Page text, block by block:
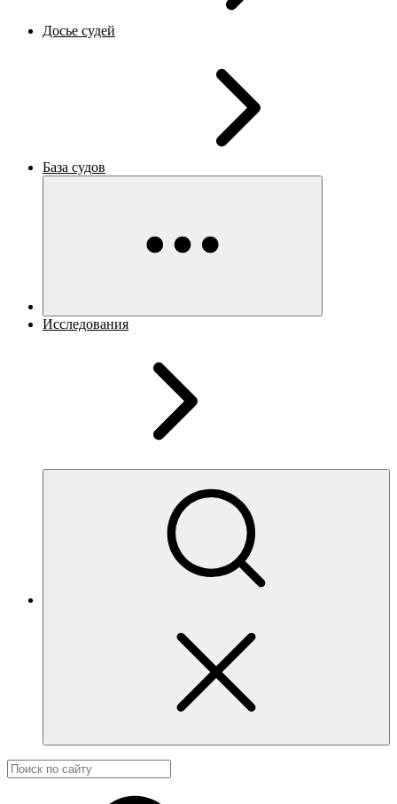
Досье судей
База судов
Исследования